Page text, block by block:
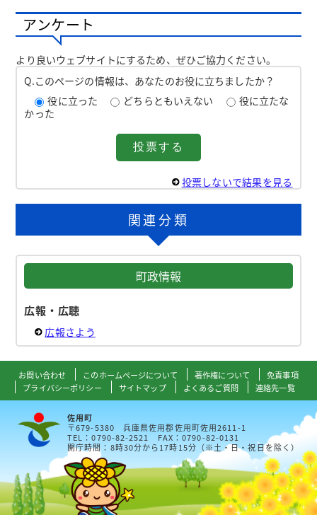
アンケート
より良いウェブサイトにするため、ぜひご協力ください。
Q.このページの情報は、あなたのお役に立ちましたか？
役に立った
どちらともいえない
役に立たな
かった
投票しないで結果を見る
関連分類
町政情報
広報・広聴
広報さよう
お問い合わせ このホームページについて 著作権について
免責事項
プライバシーポリシー
サイトマップ よくあるご質問 連絡先一覧
佐用町
〒679-5380 兵庫県佐用郡佐用町佐用2611-1
TEL：0790-82-2521 FAX：0790-82-0131
開庁時間：8時30分から17時15分（※土・日・祝日を除く）